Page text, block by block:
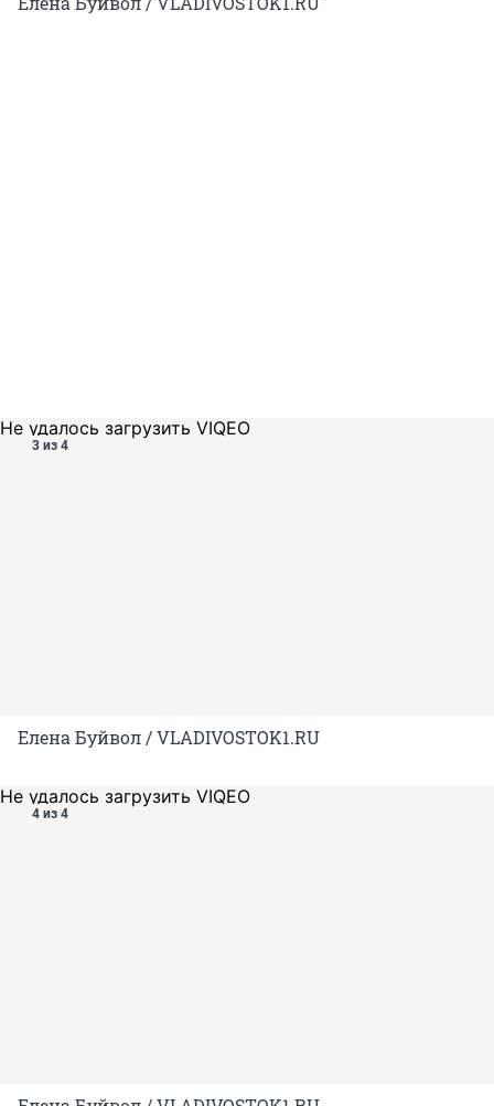
Не удалось загрузить VIQEO
3 из 4
Елена Буйвол / VLADIVOSTOK1.RU
Не удалось загрузить VIQEO
4 из 4